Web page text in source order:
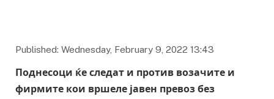
Published: Wednesday, February 9, 2022 13:43
Поднесоци ќе следат и против возачите и
фирмите кои вршеле јавен превоз без